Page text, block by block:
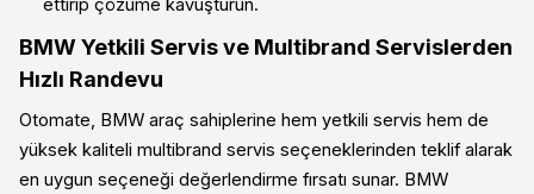
BMW Yetkili Servis ve Multibrand Servislerden
Hızlı Randevu
Otomate, BMW araç sahiplerine hem yetkili servis hem de
yüksek kaliteli multibrand servis seçeneklerinden teklif alarak
en uygun seçeneği değerlendirme fırsatı sunar. BMW